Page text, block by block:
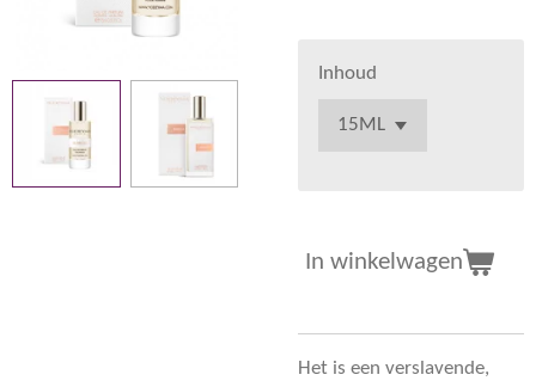
Inhoud
In winkelwagen
Het is een verslavende,